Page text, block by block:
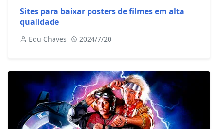
Sites para baixar posters de filmes em alta
qualidade
Edu Chaves 2024/7/20